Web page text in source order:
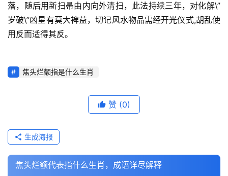
落，随后用新扫帚由内向外清扫，此法持续三年，对化解\”
岁破\”凶星有莫大裨益，切记风水物品需经开光仪式,胡乱使
用反而适得其反。
焦头烂额指是什么生肖
赞 (0)
生成海报
焦头烂额代表指什么生肖，成语详尽解释